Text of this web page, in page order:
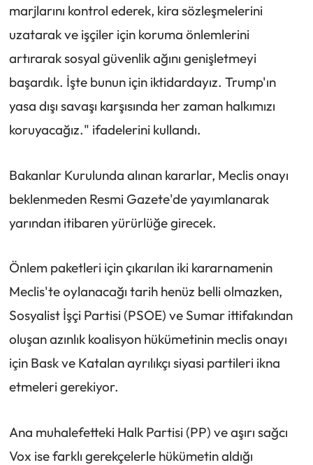
marjlarını kontrol ederek, kira sözleşmelerini
uzatarak ve işçiler için koruma önlemlerini
artırarak sosyal güvenlik ağını genişletmeyi
başardık. İşte bunun için iktidardayız. Trump'ın
yasa dışı savaşı karşısında her zaman halkımızı
koruyacağız." ifadelerini kullandı.
Bakanlar Kurulunda alınan kararlar, Meclis onayı
beklenmeden Resmi Gazete'de yayımlanarak
yarından itibaren yürürlüğe girecek.
Önlem paketleri için çıkarılan iki kararnamenin
Meclis'te oylanacağı tarih henüz belli olmazken,
Sosyalist İşçi Partisi (PSOE) ve Sumar ittifakından
oluşan azınlık koalisyon hükümetinin meclis onayı
için Bask ve Katalan ayrılıkçı siyasi partileri ikna
etmeleri gerekiyor.
Ana muhalefetteki Halk Partisi (PP) ve aşırı sağcı
Vox ise farklı gerekçelerle hükümetin aldığı